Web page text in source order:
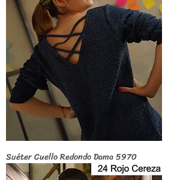
Suéter Cuello Redondo Dama 5970